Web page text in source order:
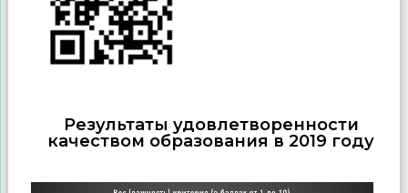
Результаты удовлетворенности
качеством образования в 2019 году